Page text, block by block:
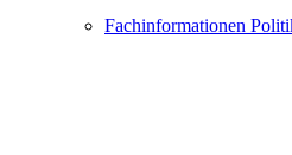
Fachinformationen